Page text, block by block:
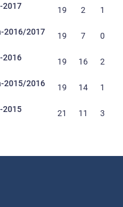
2017
19 2 1
2016/2017
19 7 0
2016
19 16 2
2015/2016
19 14 1
2015
21 11 3